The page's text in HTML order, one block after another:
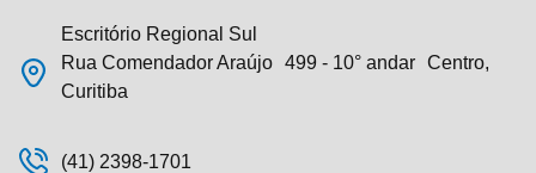
Escritório Regional Sul
Rua Comendador Araújo 499 - 10° andar Centro,
Curitiba
(41) 2398-1701